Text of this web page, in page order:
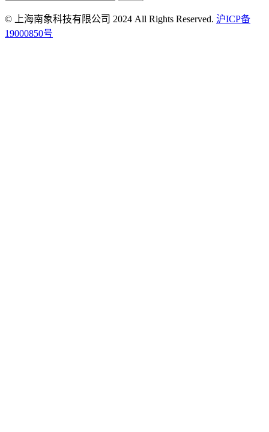
© 上海南象科技有限公司 2024 All Rights Reserved. 沪ICP备
19000850号